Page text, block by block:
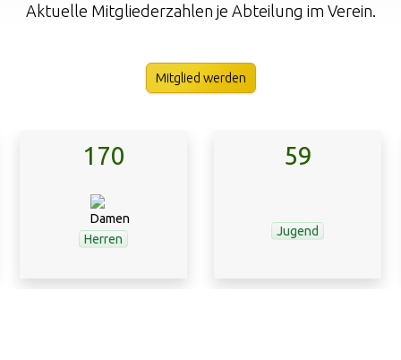
Aktuelle Mitgliederzahlen je Abteilung im Verein.
Mitglied werden
170
Herren
59
Jugend